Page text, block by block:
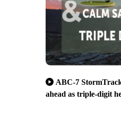
ABC-7
ahead as triple-digit